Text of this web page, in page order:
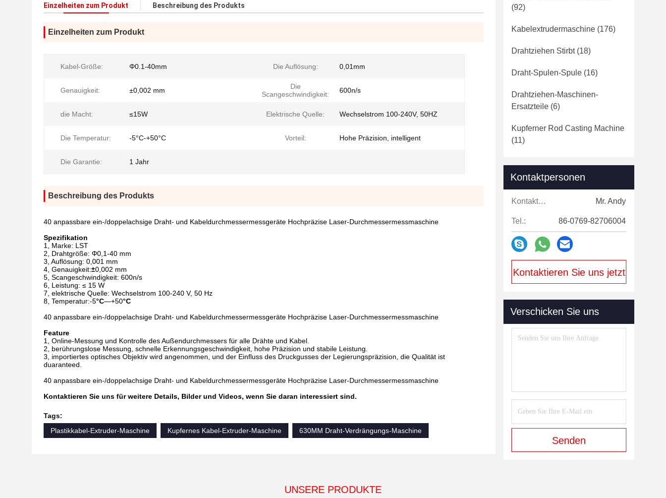
Einzelheiten zum Produkt Beschreibung des Produkts
Einzelheiten zum Produkt
Kabel-Größe: Φ0.1-40mm Die Auflösung: 0,01mm
Genauigkeit: ±0,002 mm
Die
Scangeschwindigkeit:
600n/s
die Macht: ≤15W Elektrische Quelle: Wechselstrom 100-240V, 50HZ
Die Temperatur: -5°C-+50°C Vorteil: Hohe Präzision, intelligent
Die Garantie: 1 Jahr
Beschreibung des Produkts
40 anpassbare ein-/doppelachsige Draht- und Kabeldurchmessermessgeräte Hochpräzise Laser-Durchmessermessmaschine
Spezifikation
1, Marke: LST
2, Drahtgröße: Φ0,1-40 mm
3, Auflösung: 0,001 mm
4, Genauigkeit:±0,002 mm
5, Scangeschwindigkeit: 600n/s
6, Leistung: ≤ 15 W
7, elektrische Quelle: Wechselstrom 100-240 V, 50 Hz
8, Temperatur:-5°C—+50°C
40 anpassbare ein-/doppelachsige Draht- und Kabeldurchmessermessgeräte Hochpräzise Laser-Durchmessermessmaschine
Feature
1, Online-Messung und Kontrolle des Außendurchmessers für alle Drähte und Kabel.
2, berührungslose Messung, schnelle Erkennungsgeschwindigkeit, hohe Präzision und stabile Leistung.
3, importiertes optisches Objektiv wird angenommen, und der Einfluss des Druckgusses der Legierungspräzision, die Qualität ist
duaranteed.
40 anpassbare ein-/doppelachsige Draht- und Kabeldurchmessermessgeräte Hochpräzise Laser-Durchmessermessmaschine
Kontaktieren Sie uns für weitere Details, Bilder und Videos, wenn Sie daran interessiert sind.
Tags:
Plastikkabel-Extruder-Maschine
Kupfernes Kabel-Extruder-Maschine 630MM Draht-Verdrängungs-Maschine
(92)
Kabelextrudermaschine (176)
Drahtziehen Stirbt(18)
Draht-Spulen-Spule (16)
Drahtziehen-Maschinen-
Ersatzteile (6)
Kupferner Rod Casting Machine
(11)
Kontaktpersonen
Kontaktpersonen: Mr. Andy
Tel.: 86-0769-82706004
Kontaktieren Sie uns jetzt
Verschicken Sie uns
Senden
UNSERE PRODUKTE